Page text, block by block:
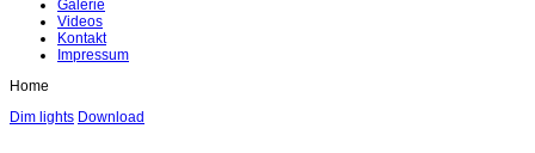
Galerie
Videos
Kontakt
Impressum
Home
Dim lights Download